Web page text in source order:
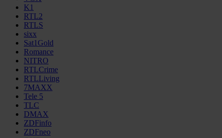
K1
RTL2
RTLS
sixx
Sat1Gold
Romance
NITRO
RTLCrime
RTLLiving
7MAXX
Tele 5
TLC
DMAX
ZDFinfo
ZDFneo